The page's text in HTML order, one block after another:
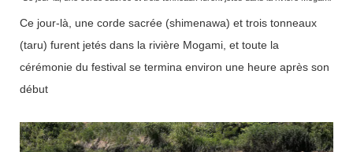
Ce jour-là, une corde sacrée (shimenawa) et trois tonneaux
(taru) furent jetés dans la rivière Mogami, et toute la
cérémonie du festival se termina environ une heure après son
début